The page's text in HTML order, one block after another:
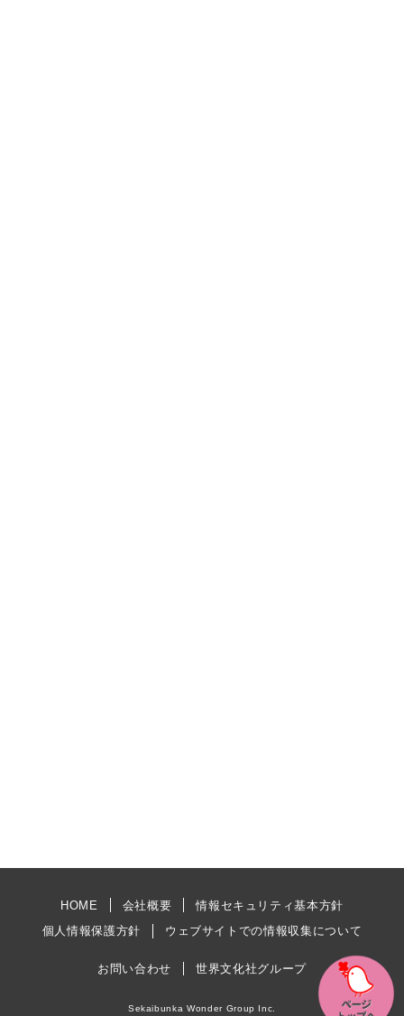
HOME 会社概要
情報セキュリティ基本方針
個人情報保護方針
ウェブサイトでの情報収集について
お問い合わせ 世界文化社グループ
Sekaibunka Wonder Group Inc.